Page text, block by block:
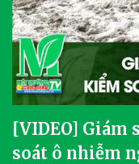
[VIDEO]
soát ô nhiễm